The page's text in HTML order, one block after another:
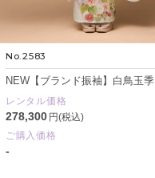
No.2583
NEW【ブランド振袖】白鳥玉季
レンタル価格
278,300 円(税込)
ご購入価格
-